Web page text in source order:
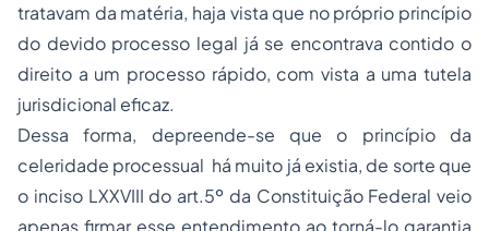
tratavam da matéria, haja vista que no próprio princípio
do devido processo legal já se encontrava contido o
direito a um processo rápido, com vista a uma tutela
jurisdicional eficaz.
Dessa forma, depreende-se que o princípio da
celeridade processual há muito já existia, de sorte que
o inciso LXXVIII do art.5º da Constituição Federal veio
apenas firmar esse entendimento ao torná-lo garantia